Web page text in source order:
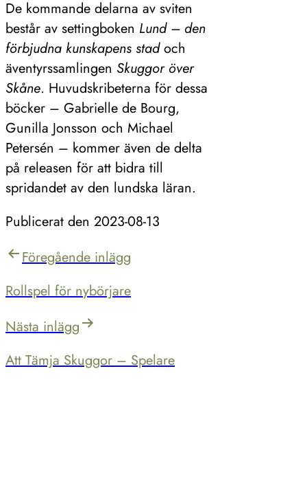
De kommande delarna av sviten
består av settingboken Lund – den
förbjudna kunskapens stadoch
äventyrssamlingen Skuggor över
Skåne. Huvudskribeterna för dessa
böcker – Gabrielle de Bourg,
Gunilla Jonsson och Michael
Petersén – kommer även de delta
på releasen för att bidra till
spridandet av den lundska läran.
Publicerat den 2023-08-13
Inläggsnavigering
Föregående inlägg
Rollspel för nybörjare
Nästa inlägg
Att Tämja Skuggor – Spelare